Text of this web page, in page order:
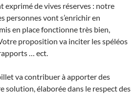
exprimé de vives réserves : notre
personnes vont s’enrichir en
en place fonctionne très bien,
proposition va inciter les spéléos
… ect.
va contribuer à apporter des
solution, élaborée dans le respect des